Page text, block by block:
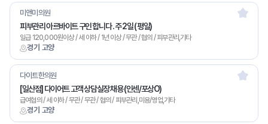
경기 고양
미앤미의원
피부관리 아르바이트 구인 합니다 . 주 2일 ( 평일)
일급 120,000원이상 / 세 이하 / 1년 이상 / 무관 / 협의 / 피부관리,기타
경기 고양
다이트한의원
[일산점] 다이어트 고객 상담실장 채용 (인센/포상O)
급여협의 / 세 이하 / 무관 / 무관 / 협의 / 피부관리,미용/영업,기타